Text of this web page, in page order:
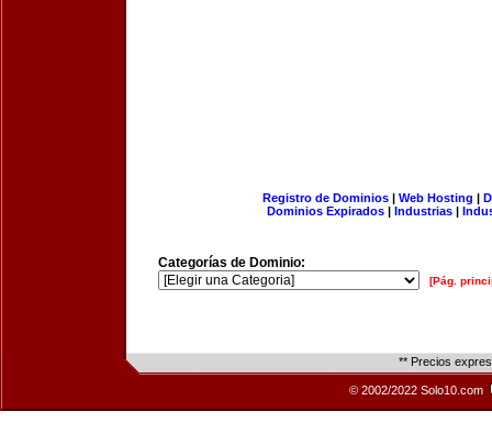
Registro de Dominios| Web Hosting |
Dominios Expirados | Industrias |
Categorías de Dominio:
[Pág.
** Precios
© 2002/2022 Solo10.com